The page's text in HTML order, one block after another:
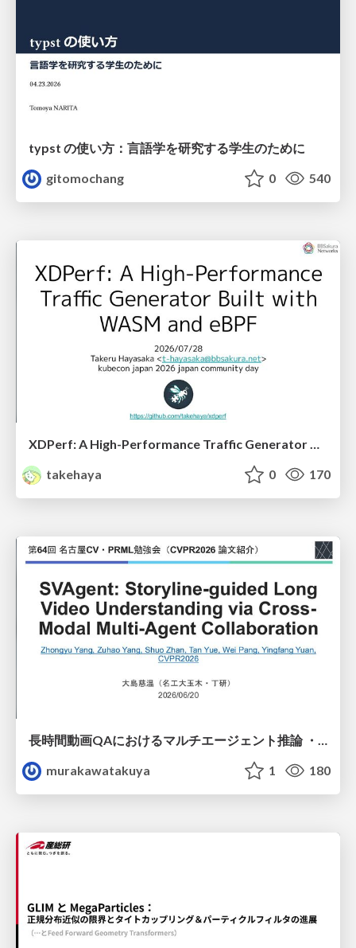
typst の使い方：言語学を研究する学生のために
gitomochang
0 540
XDPerf: A High-Performance Traffic Generator Built with WASM and eBPF
takehaya
0 170
長時間動画QAにおけるマルチエージェント推論 ・SVAgent: Storyline-Guided Long Video Understanding via Cross-Modal Multi-Agent Collaboration
murakawatakuya
1 180